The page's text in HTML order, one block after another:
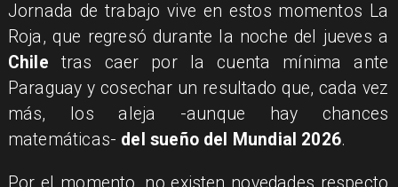
Jornada de trabajo vive en estos momentos La
Roja, que regresó durante la noche del jueves a
Chile tras caer por la cuenta mínima ante
Paraguay y cosechar un resultado que, cada vez
más, los aleja -aunque hay chances
matemáticas- del sueño del Mundial 2026.
Por el momento, no existen novedades respecto